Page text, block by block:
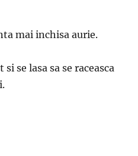
mai inchisa aurie.
se lasa sa se raceasca